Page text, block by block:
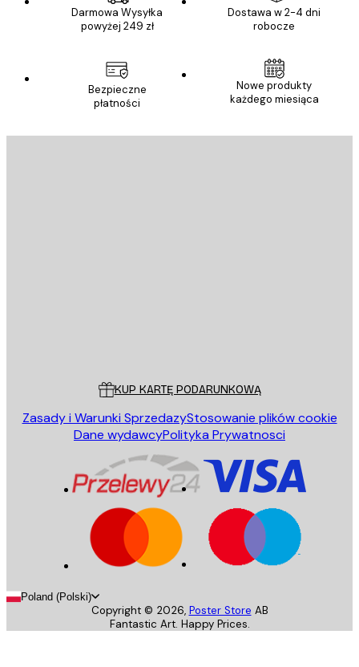
Darmowa Wysyłka
powyżej 249 zł
Dostawa w 2-4 dni
robocze
Bezpieczne
płatności
Nowe produkty
każdego miesiąca
KUP KARTĘ PODARUNKOWĄ
Zasady i Warunki SprzedazyStosowanie plików cookie
Dane wydawcyPolityka Prywatnosci
Poland (Polski)
Copyright © 2026, Poster Store AB
Fantastic Art. Happy Prices.